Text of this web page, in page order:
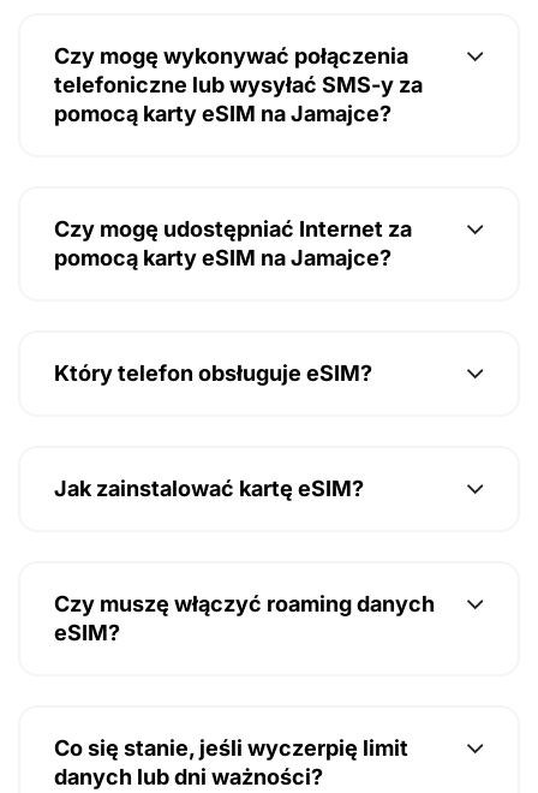
Czy mogę wykonywać połączenia
telefoniczne lub wysyłać SMS-y za
pomocą karty eSIM na Jamajce?
Czy mogę udostępniać Internet za
pomocą karty eSIM na Jamajce?
Który telefon obsługuje eSIM?
Jak zainstalować kartę eSIM?
Czy muszę włączyć roaming danych
eSIM?
Co się stanie, jeśli wyczerpię limit
danych lub dni ważności?